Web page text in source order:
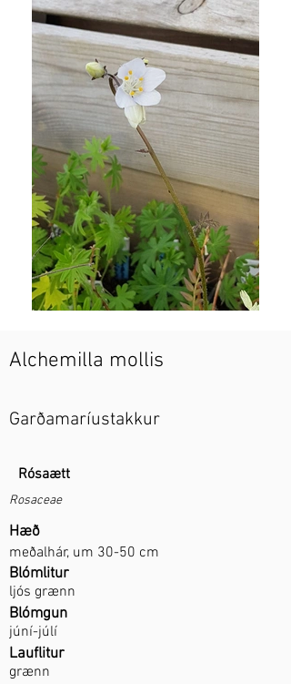
Alchemilla mollis
Garðamaríustakkur
Rósaætt
Rosaceae
Hæð
meðalhár, um 30-50 cm
Blómlitur
ljós grænn
Blómgun
júní-júlí
Lauflitur
grænn